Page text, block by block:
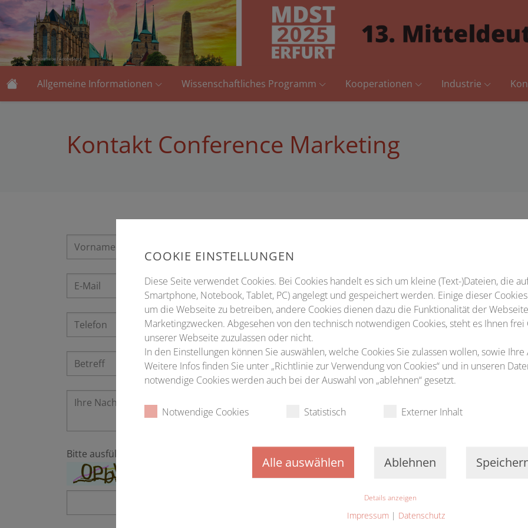
Allgemeine Informationen Wissenschaftliches Programm Kooperationen Industrie
Kontakt Conference Marketing
Bitte ausfüllen
COOKIE EINSTELLUNGEN
Diese Seite verwendet Cookies. Bei Cookies handelt es sich um kleine (Text-)Dateien, die
Smartphone, Notebook, Tablet, PC) angelegt und gespeichert werden. Einige dieser
um die Webseite zu betreiben, andere Cookies dienen dazu die Funktionalität der
Marketingzwecken. Abgesehen von den technisch notwendigen Cookies, steht es Ihnen
unserer Webseite zuzulassen oder nicht.
In den Einstellungen können Sie auswählen, welche Cookies Sie zulassen wollen, sowie
Weitere Infos finden Sie unter „Richtlinie zur Verwendung von Cookies“ und in unseren
notwendige Cookies werden auch bei der Auswahl von „ablehnen“ gesetzt.
Notwendige Cookies Statistisch Externer Inhalt
Alle auswählen Ablehnen
Details anzeigen
Impressum | Datenschutz